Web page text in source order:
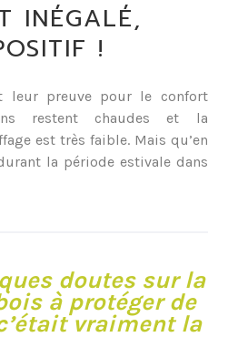
INÉGALÉ,
!
leur preuve pour le confort
restent chaudes et la
est très faible. Mais qu’en
la période estivale dans
doutes sur la
à protéger de
vraiment la